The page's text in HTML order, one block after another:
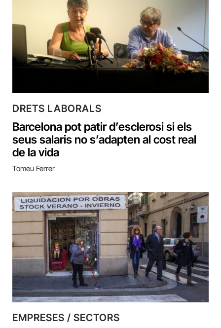
DRETS LABORALS
Barcelona pot patir d’esclerosi si els
seus salaris no s’adapten al cost real
de la vida
Tomeu Ferrer
EMPRESES / SECTORS